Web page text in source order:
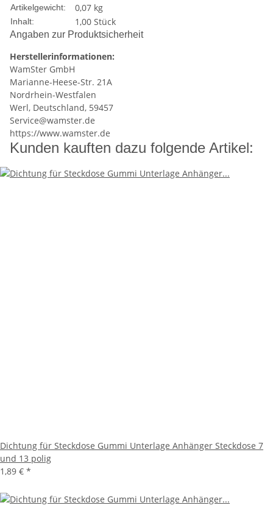
Artikelgewicht: 0,07 kg
Inhalt: 1,00 Stück
Angaben zur Produktsicherheit
Herstellerinformationen:
WamSter GmbH
Marianne-Heese-Str. 21A
Nordrhein-Westfalen
Werl, Deutschland, 59457
Service@wamster.de
https://www.wamster.de
Kunden kauften dazu folgende Artikel:
Dichtung für Steckdose Gummi Unterlage Anhänger Steckdose 7
und 13 polig
1,89 € *